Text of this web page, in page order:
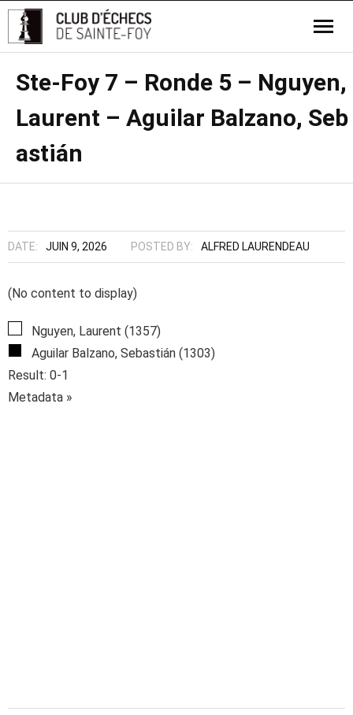
Ste-Foy 7 – Ronde 5 – Nguyen,
Laurent – Aguilar Balzano, Seb
astián
DATE: JUIN 9, 2026 POSTED BY: ALFRED LAURENDEAU
(No content to display)
Nguyen, Laurent (1357)
Aguilar Balzano, Sebastián (1303)
Result: 0-1
Metadata »